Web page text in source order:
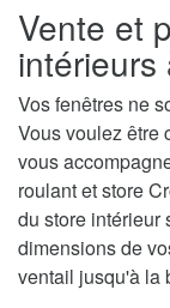
Vente et
intérieurs
Vos fenêtres ne
Vous voulez être
vous
roulant et store
du store intérieur
dimensions de
ventail jusqu'à la